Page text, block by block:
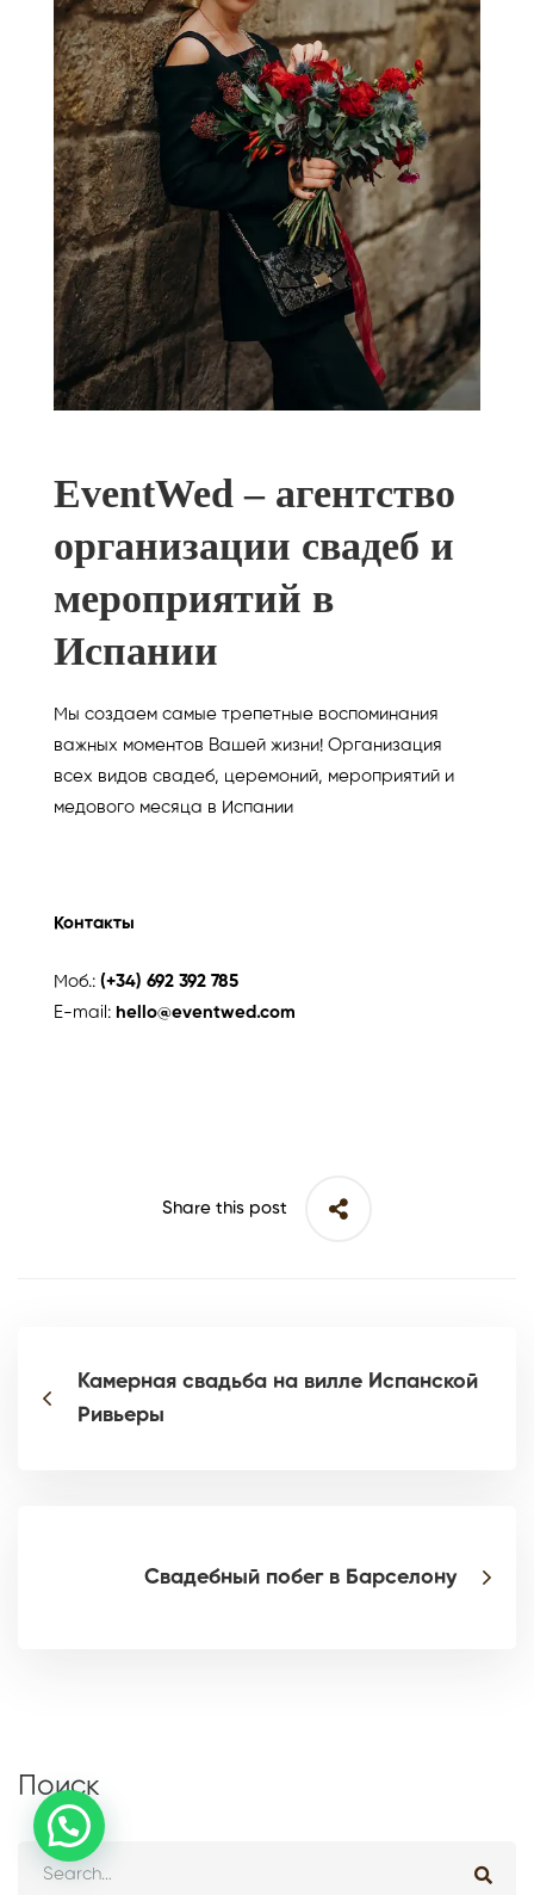
EventWed – агентство
организации свадеб и
мероприятий в
Испании
Мы создаем самые трепетные воспоминания
важных моментов Вашей жизни! Организация
всех видов свадеб, церемоний, мероприятий и
медового месяца в Испании
Контакты
Моб.: (+34) 692 392 785
E-mail: hello@eventwed.com
Share this post
Камерная свадьба на вилле Испанской
Ривьеры
Свадебный побег в Барселону
Поиск